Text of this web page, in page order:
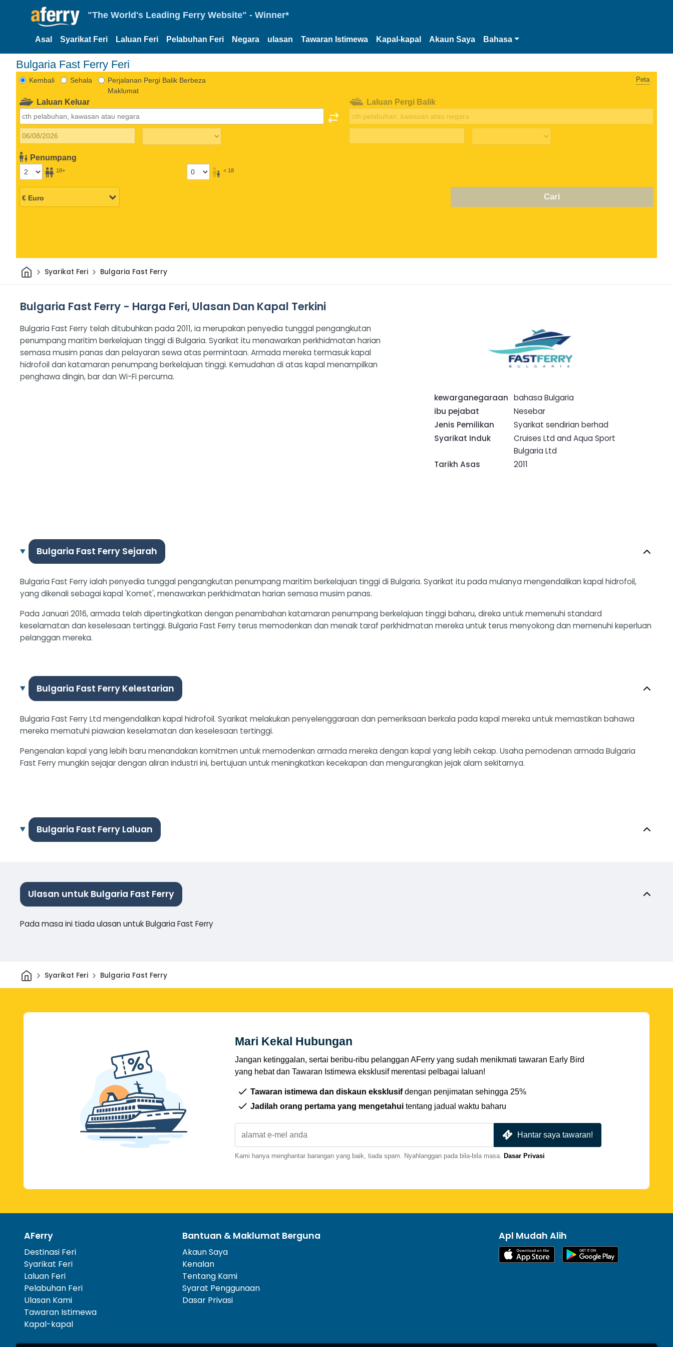
"The World's Leading Ferry Website" - Winner*
Asal Syarikat Feri Laluan Feri Pelabuhan Feri Negara ulasan Tawaran Istimewa Kapal-kapal Akaun Saya Bahasa
Bulgaria Fast Ferry Feri
Kembali Sehala
Perjalanan Pergi Balik Berbeza
Maklumat
Peta
Laluan Keluar
Penumpang
18+ < 18
Laluan Pergi Balik
Cari
Rumah
Syarikat Feri Bulgaria Fast Ferry
Bulgaria Fast Ferry - Harga Feri, Ulasan Dan Kapal Terkini
Bulgaria Fast Ferry telah ditubuhkan pada 2011, ia merupakan penyedia tunggal pengangkutan
penumpang maritim berkelajuan tinggi di Bulgaria. Syarikat itu menawarkan perkhidmatan harian
semasa musim panas dan pelayaran sewa atas permintaan. Armada mereka termasuk kapal
hidrofoil dan katamaran penumpang berkelajuan tinggi. Kemudahan di atas kapal menampilkan
penghawa dingin, bar dan Wi-Fi percuma.
kewarganegaraan bahasa Bulgaria
ibu pejabat
Nesebar
Jenis Pemilikan
Syarikat sendirian berhad
Syarikat Induk
Cruises Ltd and Aqua Sport
Bulgaria Ltd
Tarikh Asas
2011
Bulgaria Fast Ferry Sejarah
Bulgaria Fast Ferry ialah penyedia tunggal pengangkutan penumpang maritim berkelajuan tinggi di Bulgaria. Syarikat itu pada mulanya mengendalikan kapal hidrofoil,
yang dikenali sebagai kapal 'Komet', menawarkan perkhidmatan harian semasa musim panas.
Pada Januari 2016, armada telah dipertingkatkan dengan penambahan katamaran penumpang berkelajuan tinggi baharu, direka untuk memenuhi standard
keselamatan dan keselesaan tertinggi. Bulgaria Fast Ferry terus memodenkan dan menaik taraf perkhidmatan mereka untuk terus menyokong dan memenuhi keperluan
pelanggan mereka.
Bulgaria Fast Ferry Kelestarian
Bulgaria Fast Ferry Ltd mengendalikan kapal hidrofoil. Syarikat melakukan penyelenggaraan dan pemeriksaan berkala pada kapal mereka untuk memastikan bahawa
mereka mematuhi piawaian keselamatan dan keselesaan tertinggi.
Pengenalan kapal yang lebih baru menandakan komitmen untuk memodenkan armada mereka dengan kapal yang lebih cekap. Usaha pemodenan armada Bulgaria
Fast Ferry mungkin sejajar dengan aliran industri ini, bertujuan untuk meningkatkan kecekapan dan mengurangkan jejak alam sekitarnya.
Bulgaria Fast Ferry Laluan
Ulasan untuk Bulgaria Fast Ferry
Pada masa ini tiada ulasan untuk Bulgaria Fast Ferry
Rumah
Syarikat Feri Bulgaria Fast Ferry
Mari Kekal Hubungan
Jangan ketinggalan, sertai beribu-ribu pelanggan AFerry yang sudah menikmati tawaran Early Bird
yang hebat dan Tawaran Istimewa eksklusif merentasi pelbagai laluan!
Tawaran istimewa dan diskaun eksklusifdengan penjimatan sehingga 25%
Jadilah orang pertama yang mengetahui tentang jadual waktu baharu
Hantar saya tawaran!
Kami hanya menghantar barangan yang baik, tiada spam. Nyahlanggan pada bila-bila masa. Dasar Privasi
AFerry
Destinasi Feri
Syarikat Feri
Laluan Feri
Pelabuhan Feri
Ulasan Kami
Tawaran Istimewa
Kapal-kapal
Bantuan & Maklumat Berguna
Akaun Saya
Kenalan
Tentang Kami
Syarat Penggunaan
Dasar Privasi
Apl Mudah Alih